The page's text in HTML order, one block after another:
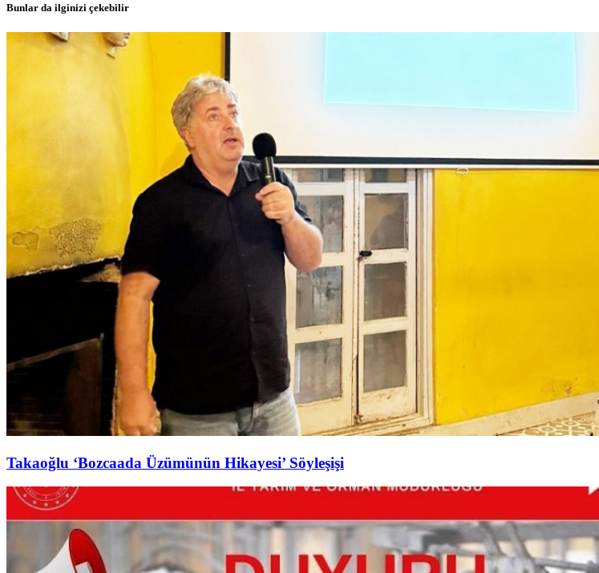
Bunlar da ilginizi çekebilir
Takaoğlu ‘Bozcaada Üzümünün Hikayesi’ Söyleşişi